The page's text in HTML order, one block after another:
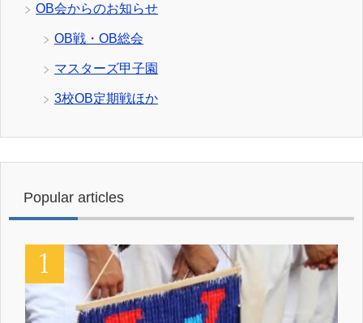
OB会からのお知らせ
OB戦・OB総会
マスターズ甲子園
3校OB定期戦ほか
Popular articles